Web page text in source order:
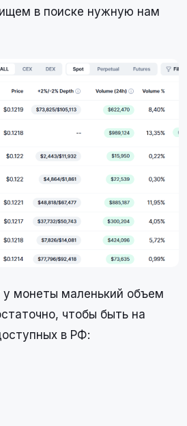
в поиске нужную нам
монеты маленький объем
чтобы быть на
в РФ: